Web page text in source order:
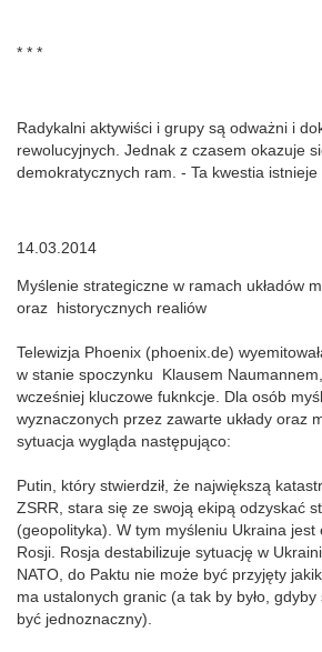
* * *
Radykalni aktywiści i grupy są odważni i
rewolucyjnych. Jednak z czasem okazuje
demokratycznych ram. - Ta kwestia istnieje
14.03.2014
Myślenie strategiczne w ramach układów
oraz historycznych realiów
Telewizja Phoenix (phoenix.de)
w stanie spoczynku Klausem
wcześniej kluczowe fuknkcje. Dla osób
wyznaczonych przez zawarte układy oraz
sytuacja wygląda następująco:
Putin, który stwierdził, że największą
ZSRR, stara się ze swoją ekipą odzyskać
(geopolityka). W tym myśleniu Ukraina jest
Rosji. Rosja destabilizuje sytuację w
NATO, do Paktu nie może być przyjęty
ma ustalonych granic (a tak by było, gdyby
być jednoznaczny).